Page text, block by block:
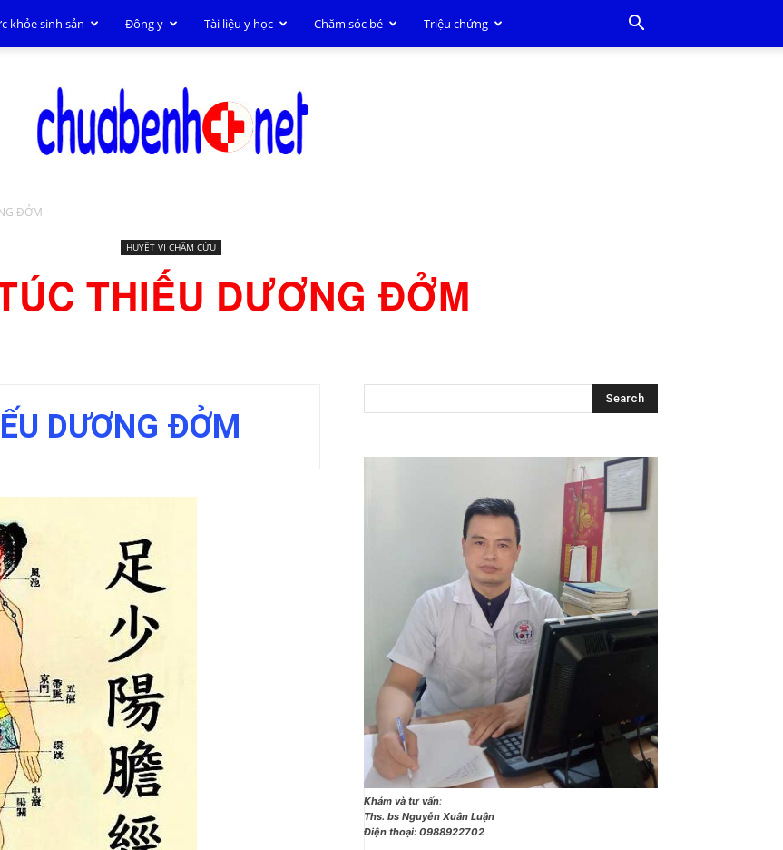
khỏe sinh sản Đông y Tài liệu y học Chăm sóc bé Triệu chứng
ĐỞM
HUYỆT VỊ CHÂM CỨU
THIẾU DƯƠNG ĐỞM
DƯƠNG ĐỞM
Khám và tư vấn:
Ths. bs Nguyễn Xuân Luận
Điện thoại: 0988922702